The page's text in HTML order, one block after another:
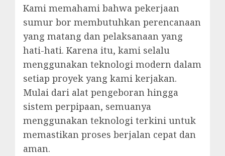
Kami memahami bahwa pekerjaan
sumur bor membutuhkan perencanaan
yang matang dan pelaksanaan yang
hati-hati. Karena itu, kami selalu
menggunakan teknologi modern dalam
setiap proyek yang kami kerjakan.
Mulai dari alat pengeboran hingga
sistem perpipaan, semuanya
menggunakan teknologi terkini untuk
memastikan proses berjalan cepat dan
aman.